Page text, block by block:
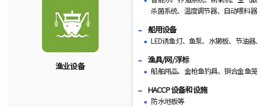
渔业设备
杀菌系统、温度调节器、自动喂料器等
船用设备
LED诱鱼灯、鱼泵、水獭板、节油器
渔具/网/浮标
船舶用品、金枪鱼钓具、铜合金鱼笼
HACCP 设备和设施
防水地板等